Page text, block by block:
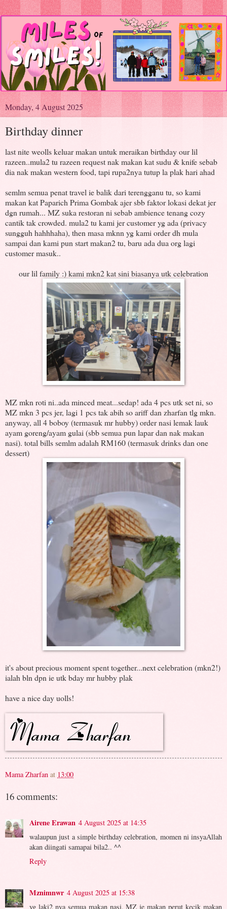
Monday, 4 August 2025
Birthday dinner
last nite weolls keluar makan untuk meraikan birthday our lil
razeen..mula2 tu razeen request nak makan kat sudu & knife sebab
dia nak makan western food, tapi rupa2nya tutup la plak hari ahad
semlm semua penat travel ie balik dari terengganu tu, so kami
makan kat Paparich Prima Gombak ajer sbb faktor lokasi dekat jer
dgn rumah... MZ suka restoran ni sebab ambience tenang cozy
cantik tak crowded. mula2 tu kami jer customer yg ada (privacy
sungguh hahhhaha), then masa mknn yg kami order dh mula
sampai dan kami pun start makan2 tu, baru ada dua org lagi
customer masuk..
our lil family :) kami mkn2 kat sini biasanya utk celebration
MZ mkn roti ni..ada minced meat...sedap! ada 4 pcs utk set ni, so
MZ mkn 3 pcs jer, lagi 1 pcs tak abih so ariff dan zharfan tlg mkn.
anyway, all 4 boboy (termasuk mr hubby) order nasi lemak lauk
ayam goreng/ayam gulai (sbb semua pun lapar dan nak makan
nasi). total bills semlm adalah RM160 (termasuk drinks dan one
dessert)
it's about precious moment spent together...next celebration (mkn2!)
ialah bln dpn ie utk bday mr hubby plak
have a nice day uolls!
Mama Zharfan at 13:00
16 comments:
Airene Erawan 4 August 2025 at 14:35
walaupun just a simple birthday celebration, momen ni insyaAllah
akan diingati samapai bila2.. ^^
Reply
Mznimnwr 4 August 2025 at 15:38
yg laki2 nya semua makan nasi, MZ je makan perut kecik makan